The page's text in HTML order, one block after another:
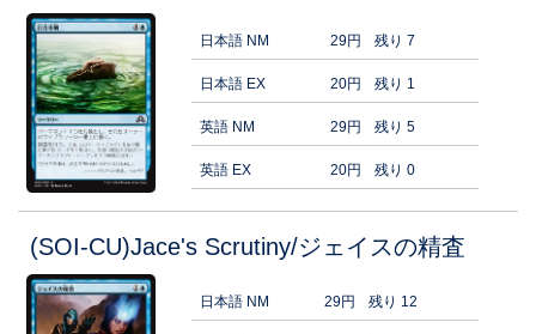
日本語 NM 29円 残り 7
日本語 EX 20円 残り 1
英語 NM 29円 残り 5
英語 EX 20円 残り 0
(SOI-CU)Jace's Scrutiny/ジェイスの精査
日本語 NM 29円 残り 12